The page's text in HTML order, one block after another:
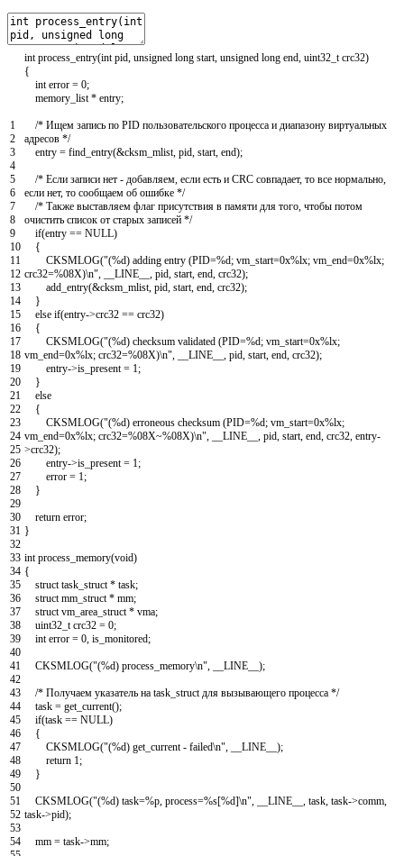
1
2
3
4
5
6
7
8
9
10
11
12
13
14
15
16
17
18
19
20
21
22
23
24
25
26
27
28
29
30
31
32
33
34
35
36
37
38
39
40
41
42
43
44
45
46
47
48
49
50
51
52
53
54
int process_entry(int pid, unsigned long start, unsigned long end, uint32_tcrc32)
{
int error = 0;
memory_list * entry;
/* Ищем запись по PID пользовательского процесса и диапазону виртуальных
адресов */
entry = find_entry(&cksm_mlist, pid, start, end);
/* Если записи нет - добавляем, если есть и CRC совпадает, то все нормально,
если нет, то сообщаем об ошибке */
/* Также выставляем флаг присутствия в памяти для того, чтобы потом
очистить список от старых записей */
if(entry == NULL)
{
CKSMLOG("(%d) adding entry (PID=%d; vm_start=0x%lx; vm_end=0x%lx;
crc32=%08X)\n", __LINE__ , pid, start, end, crc32);
add_entry(&cksm_mlist, pid, start, end, crc32);
}
else if(entry->crc32 == crc32)
{
CKSMLOG("(%d) checksum validated (PID=%d; vm_start=0x%lx;
vm_end=0x%lx; crc32=%08X)\n", __LINE__ , pid, start, end, crc32);
entry->is_present = 1;
}
else
{
CKSMLOG("(%d) erroneous checksum (PID=%d; vm_start=0x%lx;
vm_end=0x%lx; crc32=%08X~%08X)\n", __LINE__ , pid, start, end, crc32, entry-
>crc32);
entry->is_present = 1;
error = 1;
}
return error;
}
int process_memory(void)
{
struct task_struct * task;
struct mm_struct * mm;
struct vm_area_struct * vma;
uint32_tcrc32 = 0;
int error = 0, is_monitored;
CKSMLOG("(%d) process_memory\n", __LINE__ );
/* Получаем указатель на task_struct для вызывающего процесса */
task = get_current();
if(task == NULL)
{
CKSMLOG("(%d) get_current - failed\n", __LINE__ );
return 1;
}
CKSMLOG("(%d) task=%p, process=%s[%d]\n", __LINE__ , task, task->comm,
task->pid);
mm = task->mm;